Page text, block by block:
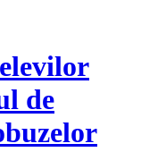
de